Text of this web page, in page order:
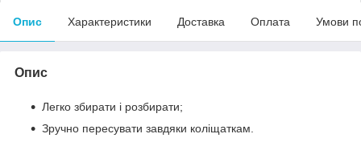
Опис Характеристики Доставка Оплата Умови
Опис
Легко збирати і розбирати;
Зручно пересувати завдяки коліщаткам.